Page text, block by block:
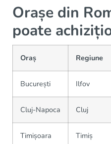
Orașe din
poate
Oraș Regiune
București Ilfov
Cluj-Napoca Cluj
Timișoara Timiș